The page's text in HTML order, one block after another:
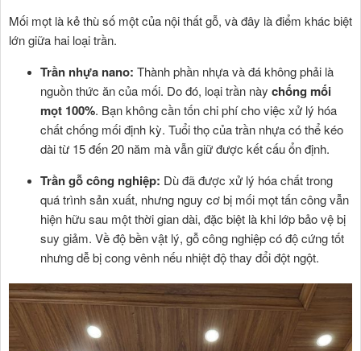
Mối mọt là kẻ thù số một của nội thất gỗ, và đây là điểm khác biệt
lớn giữa hai loại trần.
Trần nhựa nano: Thành phần nhựa và đá không phải là
nguồn thức ăn của mối. Do đó, loại trần này chống mối
mọt 100%. Bạn không cần tốn chi phí cho việc xử lý hóa
chất chống mối định kỳ. Tuổi thọ của trần nhựa có thể kéo
dài từ 15 đến 20 năm mà vẫn giữ được kết cấu ổn định.
Trần gỗ công nghiệp: Dù đã được xử lý hóa chất trong
quá trình sản xuất, nhưng nguy cơ bị mối mọt tấn công vẫn
hiện hữu sau một thời gian dài, đặc biệt là khi lớp bảo vệ bị
suy giảm. Về độ bền vật lý, gỗ công nghiệp có độ cứng tốt
nhưng dễ bị cong vênh nếu nhiệt độ thay đổi đột ngột.